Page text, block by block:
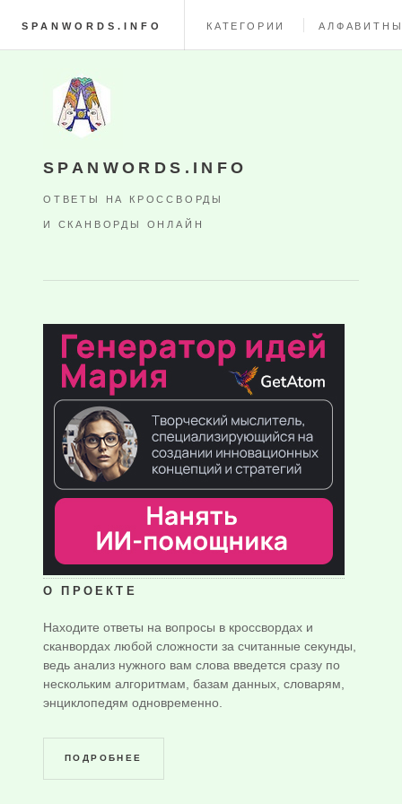
SPANWORDS.INFO КАТЕГОРИИ
SPANWORDS.INFO
ОТВЕТЫ НА КРОССВОРДЫ
И СКАНВОРДЫ ОНЛАЙН
О ПРОЕКТЕ
Находите ответы на вопросы в кроссвордах и
сканвордах любой сложности за считанные секунды,
ведь анализ нужного вам слова введется сразу по
нескольким алгоритмам, базам данных, словарям,
энциклопедям одновременно.
ПОДРОБНЕЕ